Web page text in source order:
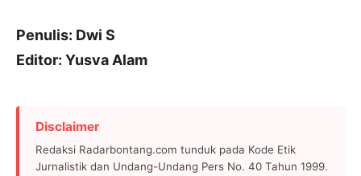
Penulis: Dwi S
Editor: Yusva Alam
Disclaimer
Redaksi Radarbontang.com tunduk pada Kode Etik
Jurnalistik dan Undang-Undang Pers No. 40 Tahun 1999.